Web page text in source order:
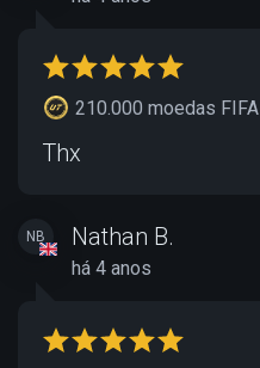
210.000 moedas FIFA
Thx
NB Nathan B.
há 4 anos